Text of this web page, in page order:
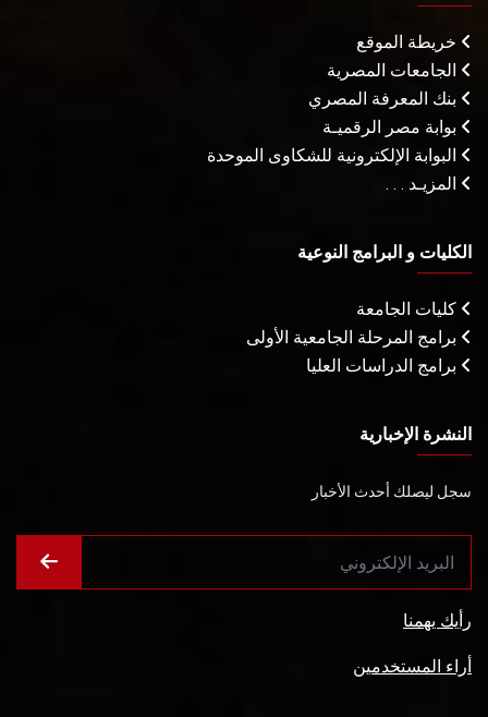
خريطة الموقع
الجامعات المصرية
بنك المعرفة المصري
بوابة مصر الرقميـة
البوابة الإلكترونية للشكاوى الموحدة
المزيـد . . .
الكليات و البرامج النوعية
كليات الجامعة
برامج المرحلة الجامعية الأولى
برامج الدراسات العليا
النشرة الإخبارية
سجل ليصلك أحدث الأخبار
رأيك يهمنا
أراء المستخدمين